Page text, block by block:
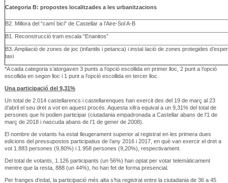
Categoria B: propostes localitzades a les urbanitzacions
B2. Millora del “camí bici” de Castellar a l’Aire-Sol A-B
B1. Reconstrucció tram escala “Enanitos”
B3. Ampliació de zones de joc (infantils i petanca) i instal·lació de zones protegides
taxi
*A cada categoria s’atorgaven 3 punts a l’opció escollida en primer lloc, 2 punt a l’opció
escollida en segon lloc i 1 punt a l’opció escollida en tercer lloc.
Una participació del 9,31%
Un total de 2.014 castellarencs i castellarenques han exercit des del 19 de març al 23
d’abril el seu dret a vot en aquest procés. Aquesta xifra equival a un 9,31% del total de
persones que hi podien participar (ciutadania empadronada a Castellar abans de l’1 de
març de 2018 i nascuda abans de l’1 de gener de 2008).
El nombre de votants ha estat lleugerament superior al registrat en les primera dues
edicions del pressupostos participatius de l’any 2016 i 2017, en què van exercir el dret a
vot 1.883 persones (9,80%) i 1.958 persones (9,20%), respectivament.
Del total de votants, 1.126 participants (un 56%) han optat per votar telemàticament
mentre que la resta, 888 (un 44%), ho han fet de forma presencial.
Per franges d’edat, la participació més alta s’ha registrat entre la ciutadania de 36 a 45